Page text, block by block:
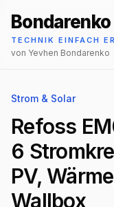
TECHNIK EINFACH
von Yevhen Bondarenko
Strom & Solar
Refoss
6
PV,
Wallbox